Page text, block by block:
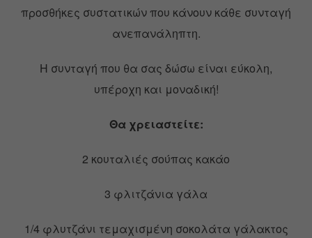
προσθήκες συστατικών που κάνουν κάθε συνταγή
ανεπανάληπτη.
Η συνταγή που θα σας δώσω είναι εύκολη,
υπέροχη και μοναδική!
Θα χρειαστείτε:
2 κουταλιές σούπας κακάο
3 φλιτζάνια γάλα
1/4 φλυτζάνι τεμαχισμένη σοκολάτα γάλακτος